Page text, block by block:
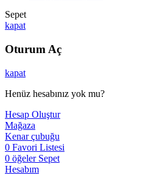
Sepet
kapat
Oturum Aç
kapat
Henüz hesabınız yok mu?
Hesap Oluştur
Mağaza
Kenar çubuğu
0 Favori Listesi
0 öğeler Sepet
Hesabım